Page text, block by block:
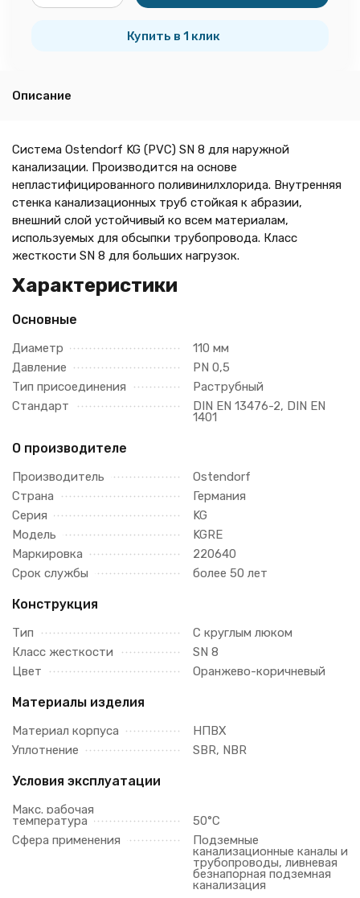
Купить в 1 клик
Описание
Система Ostendorf KG (PVC) SN 8 для наружной
канализации. Производится на основе
непластифицированного поливинилхлорида. Внутренняя
стенка канализационных труб стойкая к абразии,
внешний слой устойчивый ко всем материалам,
используемых для обсыпки трубопровода. Класс
жесткости SN 8 для больших нагрузок.
Характеристики
Основные
Диаметр
110 мм
Давление
PN 0,5
Тип присоединения
Раструбный
Стандарт
DIN EN 13476-2, DIN EN
1401
О производителе
Производитель
Ostendorf
Страна
Германия
Серия
KG
Модель
KGRE
Маркировка
220640
Срок службы
более 50 лет
Конструкция
Тип
С круглым люком
Класс жесткости
SN 8
Цвет
Оранжево-коричневый
Материалы изделия
Материал корпуса
НПВХ
Уплотнение
SBR, NBR
Условия эксплуатации
Макс. рабочая
температура
50°C
Сфера применения
Подземные
канализационные каналы и
трубопроводы, ливневая
безнапорная подземная
канализация